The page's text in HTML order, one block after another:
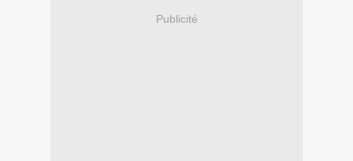
Publicité